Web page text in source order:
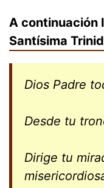
A continuación
Santísima
Dios Padre
Desde tu
Dirige tu